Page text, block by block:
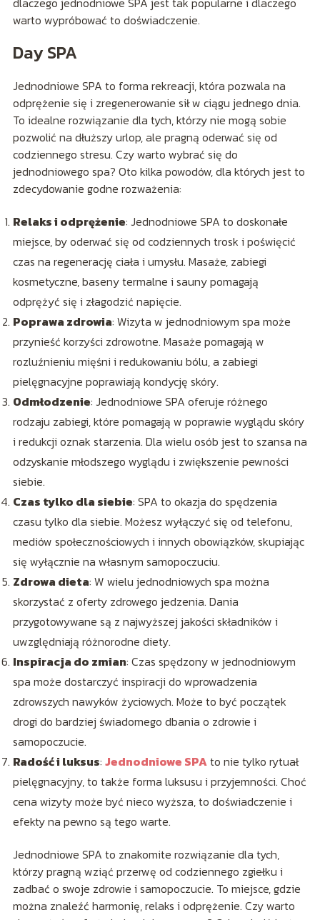
warto wypróbować to doświadczenie.
Day SPA
Jednodniowe SPA to forma rekreacji, która pozwala na
odprężenie się i zregenerowanie sił w ciągu jednego dnia.
To idealne rozwiązanie dla tych, którzy nie mogą sobie
pozwolić na dłuższy urlop, ale pragną oderwać się od
codziennego stresu. Czy warto wybrać się do
jednodniowego spa? Oto kilka powodów, dla których jest to
zdecydowanie godne rozważenia:
Relaks i odprężenie: Jednodniowe SPA to doskonałe
miejsce, by oderwać się od codziennych trosk i poświęcić
czas na regenerację ciała i umysłu. Masaże, zabiegi
kosmetyczne, baseny termalne i sauny pomagają
odprężyć się i złagodzić napięcie.
Poprawa zdrowia: Wizyta w jednodniowym spa może
przynieść korzyści zdrowotne. Masaże pomagają w
rozluźnieniu mięśni i redukowaniu bólu, a zabiegi
pielęgnacyjne poprawiają kondycję skóry.
Odmłodzenie: Jednodniowe SPA oferuje różnego
rodzaju zabiegi, które pomagają w poprawie wyglądu skóry
i redukcji oznak starzenia. Dla wielu osób jest to szansa na
odzyskanie młodszego wyglądu i zwiększenie pewności
siebie.
Czas tylko dla siebie: SPA to okazja do spędzenia
czasu tylko dla siebie. Możesz wyłączyć się od telefonu,
mediów społecznościowych i innych obowiązków, skupiając
się wyłącznie na własnym samopoczuciu.
Zdrowa dieta: W wielu jednodniowych spa można
skorzystać z oferty zdrowego jedzenia. Dania
przygotowywane są z najwyższej jakości składników i
uwzględniają różnorodne diety.
Inspiracja do zmian: Czas spędzony w jednodniowym
spa może dostarczyć inspiracji do wprowadzenia
zdrowszych nawyków życiowych. Może to być początek
drogi do bardziej świadomego dbania o zdrowie i
samopoczucie.
Radość i luksus: Jednodniowe SPAto nie tylko rytuał
pielęgnacyjny, to także forma luksusu i przyjemności. Choć
cena wizyty może być nieco wyższa, to doświadczenie i
efekty na pewno są tego warte.
Jednodniowe SPA to znakomite rozwiązanie dla tych,
którzy pragną wziąć przerwę od codziennego zgiełku i
zadbać o swoje zdrowie i samopoczucie. To miejsce, gdzie
można znaleźć harmonię, relaks i odprężenie. Czy warto